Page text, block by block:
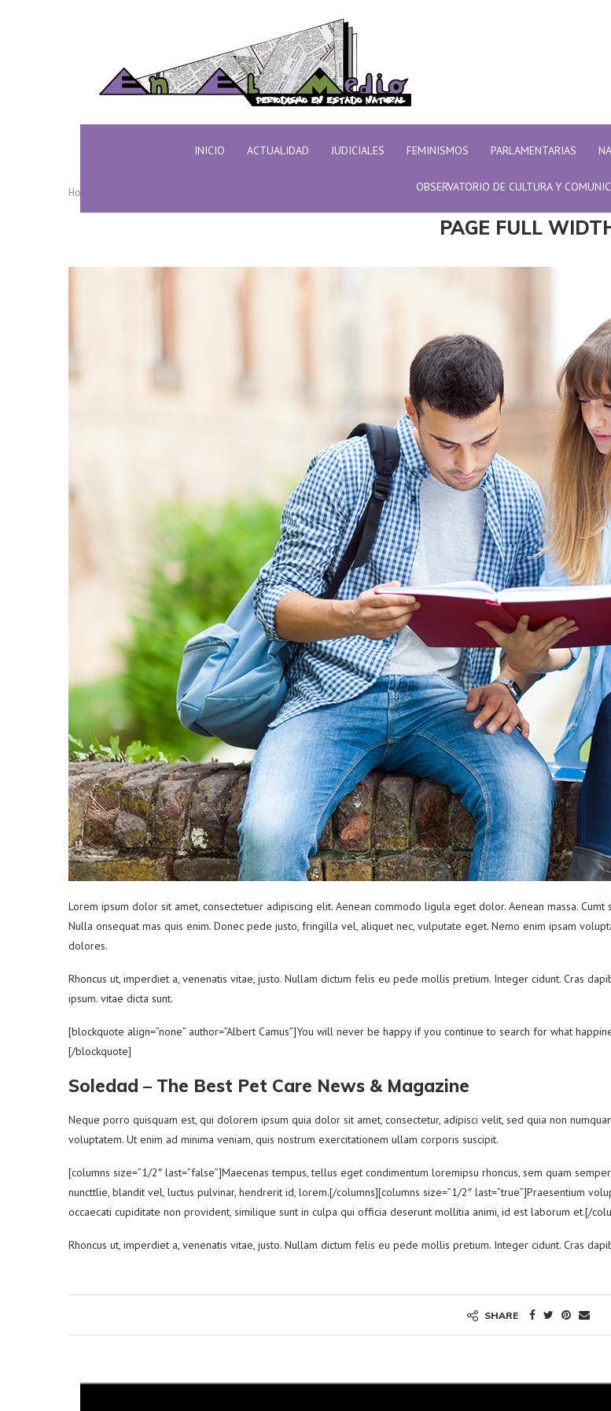
INICIO ACTUALIDAD JUDICIALES FEMINISMOS PARLAMENTARIAS
OBSERVATORIO DE CULTURA Y
Home
PAGE FULL
Lorem ipsum dolor sit amet, consectetuer adipiscing elit. Aenean commodo ligula eget dolor. Aenean massa.
Nulla onsequat mas quis enim. Donec pede justo, fringilla vel, aliquet nec, vulputate eget. Nemo enim ipsam
dolores.
Rhoncus ut, imperdiet a, venenatis vitae, justo. Nullam dictum felis eu pede mollis pretium. Integer cidunt. Cras
ipsum. vitae dicta sunt.
[blockquote align=”none” author=”Albert Camus”]You will never be happy if you continue to search for what
[/blockquote]
Soledad – The Best Pet Care News & Magazine
Neque porro quisquam est, qui dolorem ipsum quia dolor sit amet, consectetur, adipisci velit, sed quia non
voluptatem. Ut enim ad minima veniam, quis nostrum exercitationem ullam corporis suscipit.
[columns size=”1/2″ last=”false”]Maecenas tempus, tellus eget condimentum loremipsu rhoncus, sem quam
nuncttlie, blandit vel, luctus pulvinar, hendrerit id, lorem.[/columns][columns size=”1/2″ last=”true”]Praesentium
occaecati cupiditate non provident, similique sunt in culpa qui officia deserunt mollitia animi, id est laborum et.[/
Rhoncus ut, imperdiet a, venenatis vitae, justo. Nullam dictum felis eu pede mollis pretium. Integer cidunt. Cras
SHARE